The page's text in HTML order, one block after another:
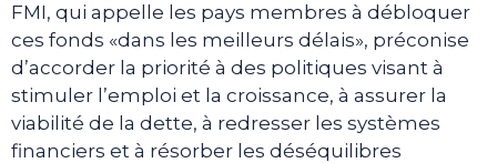
FMI, qui appelle les pays membres à débloquer
ces fonds «dans les meilleurs délais», préconise
d’accorder la priorité à des politiques visant à
stimuler l’emploi et la croissance, à assurer la
viabilité de la dette, à redresser les systèmes
financiers et à résorber les déséquilibres